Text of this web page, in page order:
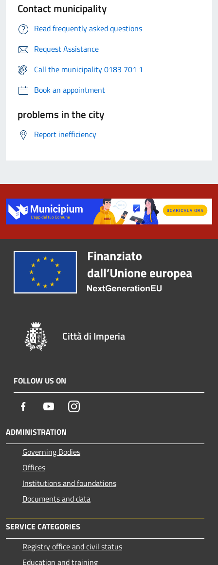
Contact municipality
Read frequently asked questions
Request Assistance
Call the municipality 0183 701 1
Book an appointment
problems in the city
Report inefficiency
Città di Imperia
FOLLOW US ON
Facebook YoutubeInstagram
ADMINISTRATION
Governing Bodies
Offices
Institutions and foundations
Documents and data
SERVICE CATEGORIES
Registry office and civil status
Education and training